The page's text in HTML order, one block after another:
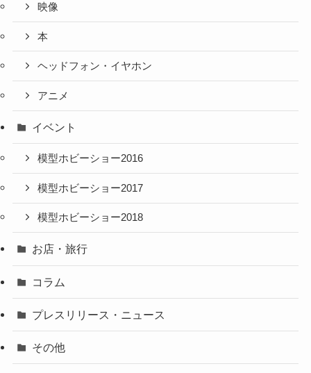
映像
本
ヘッドフォン・イヤホン
アニメ
イベント
模型ホビーショー2016
模型ホビーショー2017
模型ホビーショー2018
お店・旅行
コラム
プレスリリース・ニュース
その他